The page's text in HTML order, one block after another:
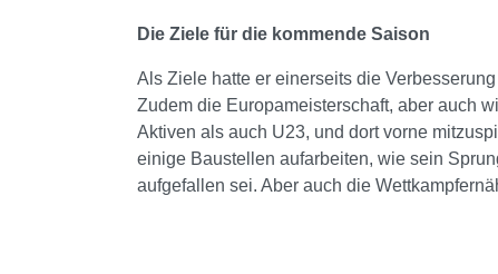
Die Ziele für die kommende Saison
Als Ziele hatte er einerseits die
Zudem die Europameisterschaft, aber auch
Aktiven als auch U23, und dort vorne
einige Baustellen aufarbeiten, wie sein
aufgefallen sei. Aber auch die